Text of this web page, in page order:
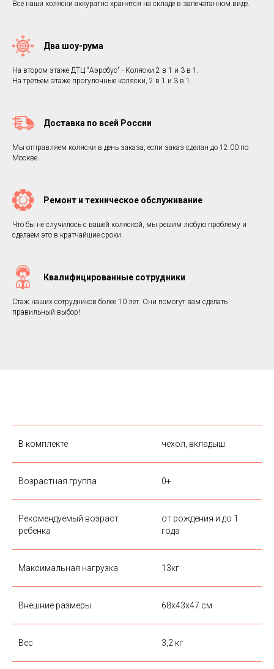
Все наши коляски аккуратно хранятся на складе в запечатанном виде.
Два шоу-рума
На втором этаже ДТЦ "Аэробус" - Коляски 2 в 1 и 3 в 1.
На третьем этаже прогулочные коляски, 2 в 1 и 3 в 1.
Доставка по всей России
Мы отправляем коляски в день заказа, если заказ сделан до 12:00 по
Москве.
Ремонт и техническое обслуживание
Что бы не случилось с вашей коляской, мы решим любую проблему и
сделаем это в кратчайшие сроки.
Квалифицированные сотрудники
Стаж наших сотрудников более 10 лет. Они помогут вам сделать
правильный выбор!
В комплекте чехол, вкладыш
Возрастная группа 0+
Рекомендуемый возраст
ребенка
от рождения и до 1
года
Максимальная нагрузка 13кг
Внешние размеры 68х43х47 см
Вес 3,2 кг